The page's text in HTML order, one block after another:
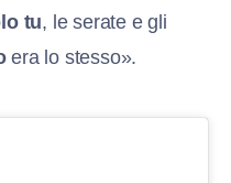
tu, le serate e gli
era lo stesso».